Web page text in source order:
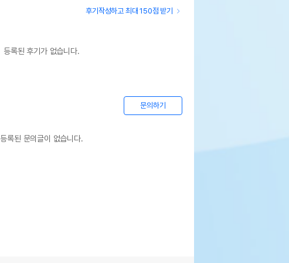
후기작성하고 최대 150점 받기
등록된 후기가 없습니다.
문의하기
등록된 문의글이 없습니다.